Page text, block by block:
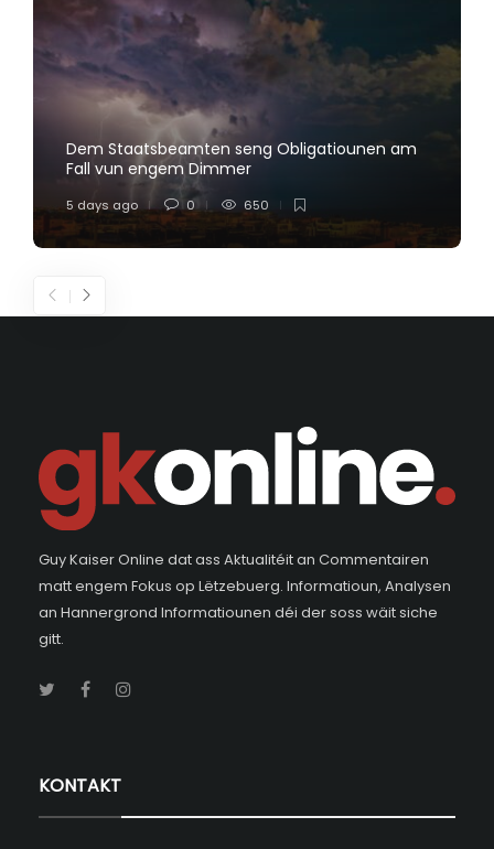
Dem Staatsbeamten seng Obligatiounen am
Fall vun engem Dimmer
5 days ago 0 650
Guy Kaiser Online dat ass Aktualitéit an Commentairen
matt engem Fokus op Lëtzebuerg. Informatioun, Analysen
an Hannergrond Informatiounen déi der soss wäit siche
gitt.
KONTAKT